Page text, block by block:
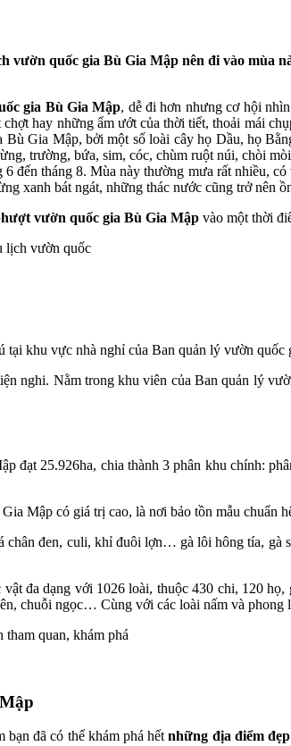
vườn quốc gia Bù Gia Mập nên đi vào mùa
gia Bù Gia Mập, dễ đi hơn nhưng cơ hội
hay những ẩm ướt của thời tiết, thoải mái
Gia Mập, bởi một số loài cây họ Dầu, họ
trường, bứa, sim, cóc, chùm ruột núi, chòi
đến tháng 8. Mùa này thường mưa rất nhiều,
xanh bát ngát, những thác nước cũng trở nên
vườn quốc gia Bù Gia Mập vào một thời
tại khu vực nhà nghỉ của Ban quản lý vườn
nghi. Nằm trong khu viên của Ban quản lý
đạt 25.926ha, chia thành 3 phân khu chính:
Mập có giá trị cao, là nơi bảo tồn mẫu chuẩn
đen, culi, khỉ đuôi lợn… gà lôi hông tía,
vật đa dạng với 1026 loài, thuộc 430 chi, 120
chuỗi ngọc… Cùng với các loài nấm và phong
bạn đã có thể khám phá hếtnhững địa điểm